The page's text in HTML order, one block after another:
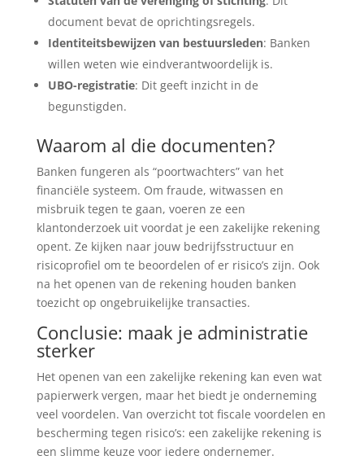
document bevat de oprichtingsregels.
Identiteitsbewijzen van bestuursleden: Banken
willen weten wie eindverantwoordelijk is.
UBO-registratie: Dit geeft inzicht in de
begunstigden.
Waarom al die documenten?
Banken fungeren als “poortwachters” van het
financiële systeem. Om fraude, witwassen en
misbruik tegen te gaan, voeren ze een
klantonderzoek uit voordat je een zakelijke rekening
opent. Ze kijken naar jouw bedrijfsstructuur en
risicoprofiel om te beoordelen of er risico’s zijn. Ook
na het openen van de rekening houden banken
toezicht op ongebruikelijke transacties.
Conclusie: maak je administratie
sterker
Het openen van een zakelijke rekening kan even wat
papierwerk vergen, maar het biedt je onderneming
veel voordelen. Van overzicht tot fiscale voordelen en
bescherming tegen risico’s: een zakelijke rekening is
een slimme keuze voor iedere ondernemer.